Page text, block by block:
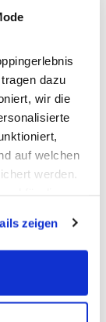
dazu
wir die
auf welchen
werden.
auf jeden
Analyse- oder
wenn Sie das
dazu
zeigen